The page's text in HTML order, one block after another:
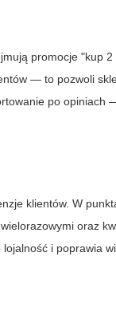
promocje "kup 2
— to pozwoli
po opiniach
klientów. W
oraz
i poprawia